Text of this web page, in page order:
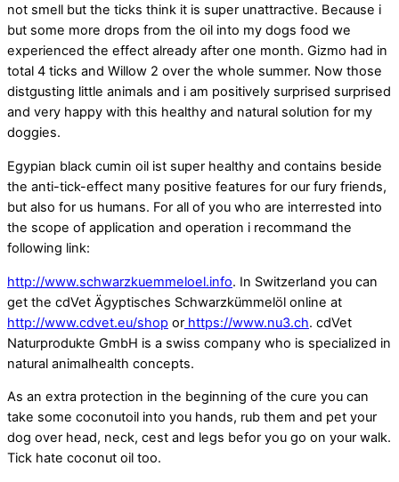
not smell but the ticks think it is super unattractive. Because i
but some more drops from the oil into my dogs food we
experienced the effect already after one month. Gizmo had in
total 4 ticks and Willow 2 over the whole summer. Now those
distgusting little animals and i am positively surprised surprised
and very happy with this healthy and natural solution for my
doggies.
Egypian black cumin oil ist super healthy and contains beside
the anti-tick-effect many positive features for our fury friends,
but also for us humans. For all of you who are interrested into
the scope of application and operation i recommand the
following link:
http://www.schwarzkuemmeloel.info. In Switzerland you can
get the cdVet Ägyptisches Schwarzkümmelöl online at
http://www.cdvet.eu/shop or https://www.nu3.ch. cdVet
Naturprodukte GmbH is a swiss company who is specialized in
natural animalhealth concepts.
As an extra protection in the beginning of the cure you can
take some coconutoil into you hands, rub them and pet your
dog over head, neck, cest and legs befor you go on your walk.
Tick hate coconut oil too.